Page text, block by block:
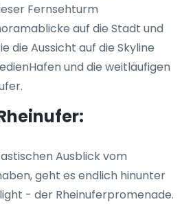
Fernsehturm
auf die Stadt und
die Aussicht auf die Skyline
und die weitläufigen
Ausblick vom
geht es endlich hinunter
- der Rheinuferpromenade.